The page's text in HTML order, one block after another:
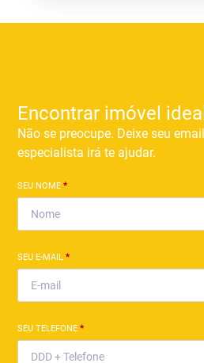
Encontrar imóvel
Não se preocupe. Deixe seu
especialista irá te ajudar.
SEU NOME*
SEU E-MAIL*
SEU TELEFONE*